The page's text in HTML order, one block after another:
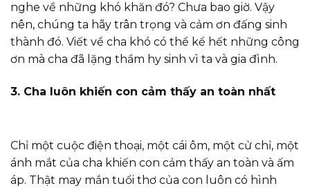
nghe về những khó khăn đó? Chưa bao giờ. Vậy
nên, chúng ta hãy trân trọng và cảm ơn đấng sinh
thành đó. Viết về cha khó có thể kể hết những công
ơn mà cha đã lặng thầm hy sinh vì ta và gia đình.
3. Cha luôn khiến con cảm thấy an toàn nhất
Chỉ một cuộc điện thoại, một cái ôm, một cử chỉ, một
ánh mắt của cha khiến con cảm thấy an toàn và ấm
áp. Thật may mắn tuổi thơ của con luôn có hình